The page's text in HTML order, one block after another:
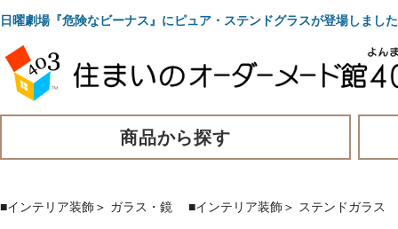
日曜劇場『危険なビーナス』にピュア・ステンドグラスが登場しま
商品から探す
■インテリア装飾＞ ガラス・鏡 ■インテリア装飾＞ ステンドガラス